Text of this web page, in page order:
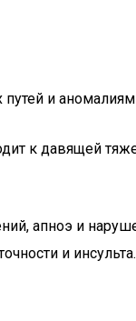
и
к давящей
апноэ и
и